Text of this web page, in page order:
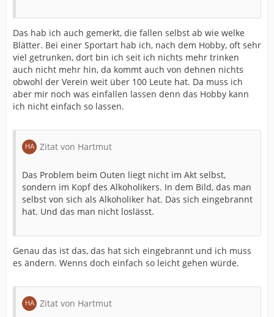
Das hab ich auch gemerkt, die fallen selbst ab wie welke
Blätter. Bei einer Sportart hab ich, nach dem Hobby, oft sehr
viel getrunken, dort bin ich seit ich nichts mehr trinken
auch nicht mehr hin, da kommt auch von dehnen nichts
obwohl der Verein weit über 100 Leute hat. Da muss ich
aber mir noch was einfallen lassen denn das Hobby kann
ich nicht einfach so lassen.
Zitat von Hartmut
Das Problem beim Outen liegt nicht im Akt selbst,
sondern im Kopf des Alkoholikers. In dem Bild, das man
selbst von sich als Alkoholiker hat. Das sich eingebrannt
hat. Und das man nicht loslässt.
Genau das ist das, das hat sich eingebrannt und ich muss
es ändern. Wenns doch einfach so leicht gehen würde.
Zitat von Hartmut